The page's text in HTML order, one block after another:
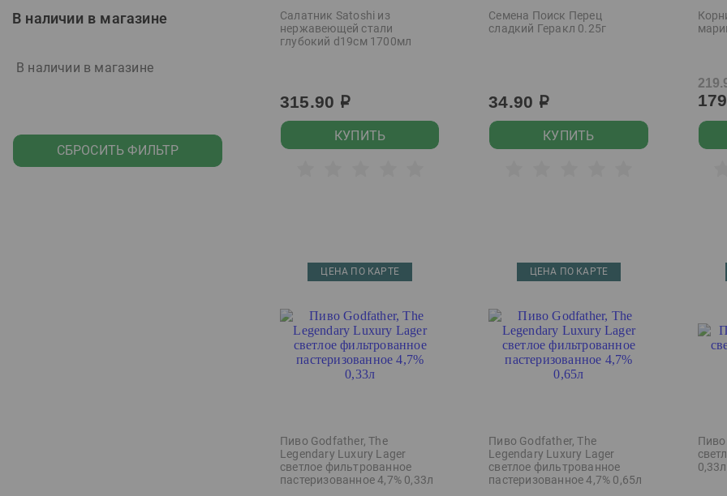
Голландия
Грузия
Израиль
В наличии в магазине
В наличии в магазине
СБРОСИТЬ ФИЛЬТР
Салатник Satoshi из
нержавеющей стали
глубокий d19см 1700мл
315.90 р
КУПИТЬ
Семена Поиск Перец
сладкий Геракл 0.25г
34.90 р
КУПИТЬ
ЦЕНА ПО КАРТЕ
Пиво Godfather, The
Legendary Luxury Lager
светлое фильтрованное
пастеризованное 4,7% 0,33л
ЦЕНА ПО КАРТЕ
Пиво Godfather, The
Legendary Luxury Lager
светлое фильтрованное
пастеризованное 4,7% 0,65л
Пиво
0,33л